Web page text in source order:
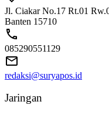
Jl. Ciakar No.17 Rt.01
Banten 15710
085290551129
redaksi@suryapos.id
Jaringan